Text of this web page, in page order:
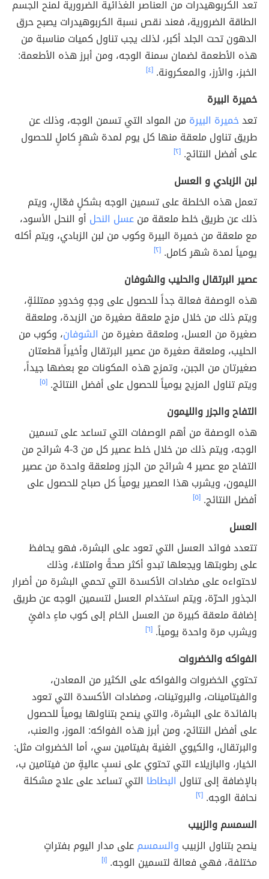
تعد الكربوهيدرات من العناصر الغذائية الضرورية لمنح الجسم
الطاقة الضرورية، فعند نقص نسبة الكربوهيدرات يصبح حرق
الدهون تحت الجلد أكبر، لذلك يجب تناول كميات مناسبة من
هذه الأطعمة لضمان سمنة الوجه، ومن أبرز هذه الأطعمة:
الخبز، والأرز، والمعكرونة. [٤]
خميرة البيرة
تعدخميرة البيرة من المواد التي تسمن الوجه، وذلك عن
طريق تناول ملعقة منها كل يوم لمدة شهرٍ كاملٍ للحصول
على أفضل النتائج. [٢]
لبن الزبادي و العسل
تعمل هذه الخلطة على تسمين الوجه بشكلٍ فعّالٍ، ويتم
ذلك عن طريق خلط ملعقة منعسل النحل أو النحل الأسود،
مع ملعقة من خميرة البيرة وكوب من لبن الزبادي، ويتم أكله
يومياً لمدة شهر كامل. [٢]
عصير البرتقال والحليب والشوفان
هذه الوصفة فعالة جداً للحصول على وجهٍ وخدودٍ ممتلئةٍ،
ويتم ذلك من خلال مزج ملعقة صغيرة من الزبدة، وملعقة
صغيرة من العسل، وملعقة صغيرة من الشوفان، وكوب من
الحليب، وملعقة صغيرة من عصير البرتقال وأخيراً قطعتان
صغيرتان من الجبن، وتمزج هذه المكونات مع بعضها جيداً،
ويتم تناول المزيج يومياً للحصول على أفضل النتائج. [٥]
التفاح والجزر والليمون
هذه الوصفة من أهم الوصفات التي تساعد على تسمين
الوجه، ويتم ذلك من خلال خلط عصير كل من 3-4 شرائح من
التفاح مع عصير 4 شرائح من الجزر وملعقة واحدة من عصير
الليمون، ويشرب هذا العصير يومياً كل صباح للحصول على
أفضل النتائج. [٥]
العسل
تتعدد فوائد العسل التي تعود على البشرة، فهو يحافظ
على رطوبتها ويجعلها تبدو أكثر صحةً وامتلاءً، وذلك
لاحتواءه على مضادات الأكسدة التي تحمي البشرة من أضرار
الجذور الحرّة، ويتم استخدام العسل لتسمين الوجه عن طريق
إضافة ملعقة كبيرة من العسل الخام إلى كوب ماءٍ دافئٍ
ويشرب مرة واحدة يومياً. [٦]
الفواكه والخضروات
تحتوي الخضروات والفواكه على الكثير من المعادن،
والفيتامينات، والبروتينات، ومضادات الأكسدة التي تعود
بالفائدة على البشرة، والتي ينصح بتناولها يومياً للحصول
على أفضل النتائج، ومن أبرز هذه الفواكه: الموز، والعنب،
والبرتقال، والكيوي الغنية بفيتامين سي، أما الخضروات مثل:
الخيار، والبازيلاء التي تحتوي على نسبٍ عاليةٍ من فيتامين ب،
بالإضافة إلى تناول البطاطا التي تساعد على علاج مشكلة
نحافة الوجه. [٢]
السمسم والزبيب
ينصح بتناول الزبيب والسمسمعلى مدار اليوم بفتراتٍ
مختلفة، فهي فعالة لتسمين الوجه. [١]